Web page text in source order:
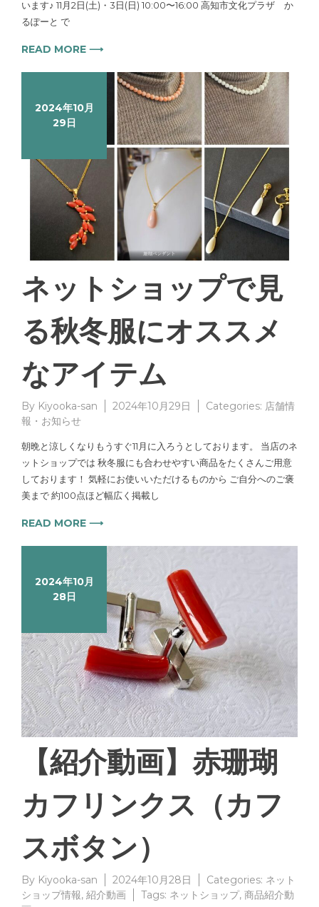
います♪ 11月2日(土)・3日(日) 10:00〜16:00 高知市文化プラザ か
るぽーと で
READ MORE ⟶
2024年10月
29日
ネットショップで見
る秋冬服にオススメ
なアイテム
By Kiyooka-san 2024年10月29日 Categories: 店舗情
報・お知らせ
朝晩と涼しくなりもうすぐ11月に入ろうとしております。 当店のネ
ットショップでは 秋冬服にも合わせやすい商品をたくさんご用意
しております！ 気軽にお使いいただけるものから ご自分へのご褒
美まで 約100点ほど幅広く掲載し
READ MORE ⟶
2024年10月
28日
【紹介動画】赤珊瑚
カフリンクス（カフ
スボタン）
By Kiyooka-san 2024年10月28日 Categories: ネット
ショップ情報, 紹介動画 Tags: ネットショップ, 商品紹介動